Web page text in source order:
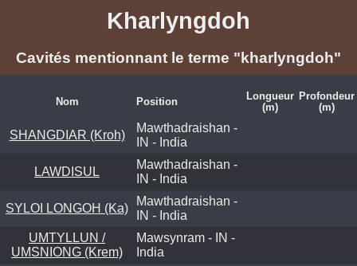
Kharlyngdoh
Cavités mentionnant le terme "kharlyngdoh"
Nom Position
Longueur
(m)
Profondeur
(m)
SHANGDIAR (Kroh)
Mawthadraishan -
IN - India
LAWDISUL
Mawthadraishan -
IN - India
SYLOI LONGOH (Ka)
Mawthadraishan -
IN - India
UMTYLLUN /
UMSNIONG (Krem)
Mawsynram - IN -
India